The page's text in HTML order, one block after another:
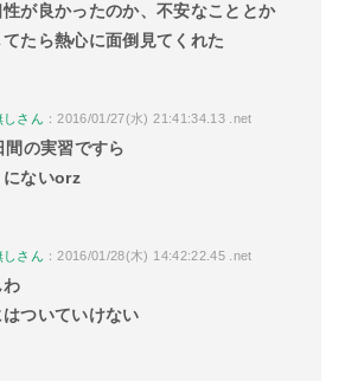
が良かったのか、不安なこととか
たら熱心に面倒見てくれた
さん ：2016/01/27(水) 21:41:34.13 .net
の実習ですら
にないorz
さん ：2016/01/28(木) 14:42:22.45 .net
わ
ついていけない